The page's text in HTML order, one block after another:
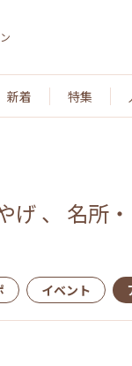
新着 特集
げ 、 名所
イベント